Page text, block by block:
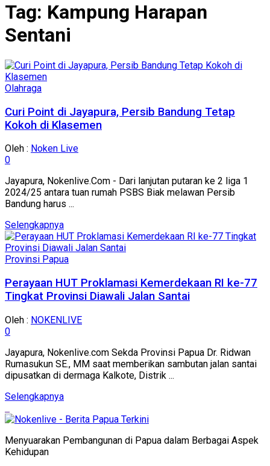
Tag: Kampung Harapan
Sentani
Olahraga
Curi Point di Jayapura, Persib Bandung Tetap
Kokoh di Klasemen
Oleh : Noken Live
0
Jayapura, Nokenlive.Com - Dari lanjutan putaran ke 2 liga 1
2024/25 antara tuan rumah PSBS Biak melawan Persib
Bandung harus ...
SelengkapnyaDetails
Provinsi Papua
Perayaan HUT Proklamasi Kemerdekaan RI ke-77
Tingkat Provinsi Diawali Jalan Santai
Oleh : NOKENLIVE
0
Jayapura, Nokenlive.com Sekda Provinsi Papua Dr. Ridwan
Rumasukun SE., MM saat memberikan sambutan jalan santai
dipusatkan di dermaga Kalkote, Distrik ...
SelengkapnyaDetails
Menyuarakan Pembangunan di Papua dalam Berbagai Aspek
Kehidupan